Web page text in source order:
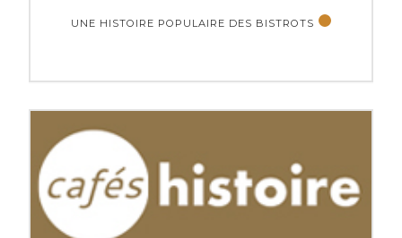
UNE HISTOIRE POPULAIRE DES BISTROTS